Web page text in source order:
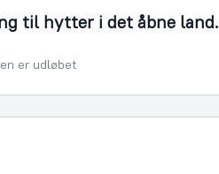
til hytter i det åbne land.
er udløbet